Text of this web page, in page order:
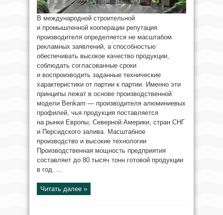
В международной строительной
и промышленной кооперации репутация
производителя определяется не масштабом
рекламных заявлений, а способностью
обеспечивать высокое качество продукции,
соблюдать согласованные сроки
и воспроизводить заданные технические
характеристики от партии к партии. Именно эти
принципы лежат в основе производственной
модели Benkam — производителя алюминиевых
профилей, чья продукция поставляется
на рынки Европы, Северной Америки, стран СНГ
и Персидского залива. Масштабное
производство и высокие технологии
Производственная мощность предприятия
составляет до 80 тысяч тонн готовой продукции
в год. ...
Читать далее »